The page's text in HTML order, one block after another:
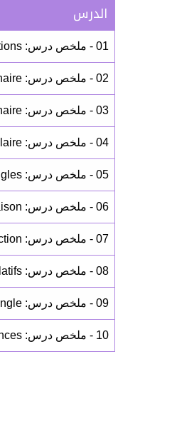
الدرس
01 - ملخص درس: Enchaînements d'opérations
02 - ملخص درس: Nombres en écriture fractionnaire
03 - ملخص درس: Opérations sur les nombres en écriture fractionnaire
04 - ملخص درس: Médiatrice d’un segment: inégalité triangulaire
05 - ملخص درس: Angles et triangles
06 - ملخص درس: Les nombres relatifs: définition et comparaison
07 - ملخص درس: Les nombres relatifs: addition et soustraction
08 - ملخص درس: La multiplication et la division des nombres relatifs
09 - ملخص درس: Droites remarquables d'un triangle
10 - ملخص درس: les puissances